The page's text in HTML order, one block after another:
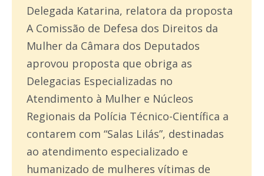
Delegada Katarina, relatora da proposta
A Comissão de Defesa dos Direitos da
Mulher da Câmara dos Deputados
aprovou proposta que obriga as
Delegacias Especializadas no
Atendimento à Mulher e Núcleos
Regionais da Polícia Técnico-Científica a
contarem com “Salas Lilás”, destinadas
ao atendimento especializado e
humanizado de mulheres vítimas de